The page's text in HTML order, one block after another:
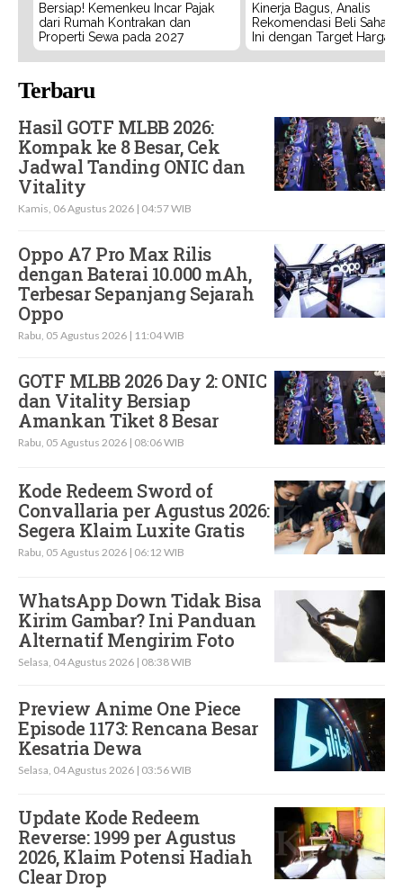
Bersiap! Kemenkeu Incar Pajak
dari Rumah Kontrakan dan
Properti Sewa pada 2027
Kinerja Bagus, Analis
Rekomendasi Beli Saham
Ini dengan Target Harga
Terbaru
Hasil GOTF MLBB 2026:
Kompak ke 8 Besar, Cek
Jadwal Tanding ONIC dan
Vitality
Kamis, 06 Agustus 2026 | 04:57 WIB
Oppo A7 Pro Max Rilis
dengan Baterai 10.000 mAh,
Terbesar Sepanjang Sejarah
Oppo
Rabu, 05 Agustus 2026 | 11:04 WIB
GOTF MLBB 2026 Day 2: ONIC
dan Vitality Bersiap
Amankan Tiket 8 Besar
Rabu, 05 Agustus 2026 | 08:06 WIB
Kode Redeem Sword of
Convallaria per Agustus 2026:
Segera Klaim Luxite Gratis
Rabu, 05 Agustus 2026 | 06:12 WIB
WhatsApp Down Tidak Bisa
Kirim Gambar? Ini Panduan
Alternatif Mengirim Foto
Selasa, 04 Agustus 2026 | 08:38 WIB
Preview Anime One Piece
Episode 1173: Rencana Besar
Kesatria Dewa
Selasa, 04 Agustus 2026 | 03:56 WIB
Update Kode Redeem
Reverse: 1999 per Agustus
2026, Klaim Potensi Hadiah
Clear Drop